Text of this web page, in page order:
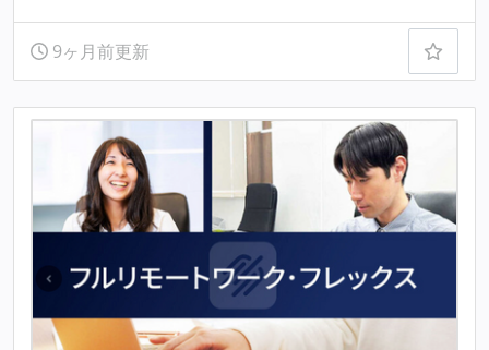
9ヶ月前更新